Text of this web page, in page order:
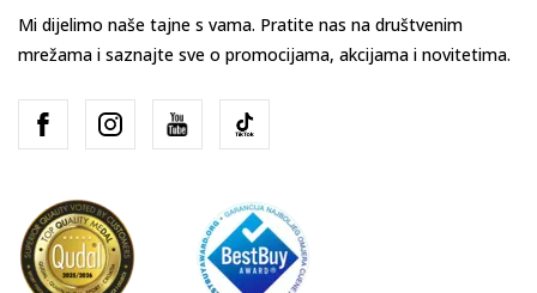
Mi dijelimo naše tajne s vama. Pratite nas na društvenim
mrežama i saznajte sve o promocijama, akcijama i novitetima.